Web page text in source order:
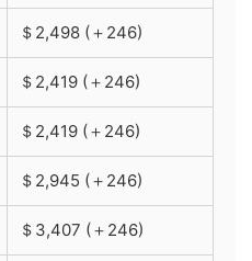
＄2,498 (＋246)
＄2,419 (＋246)
＄2,419 (＋246)
＄2,945 (＋246)
＄3,407 (＋246)